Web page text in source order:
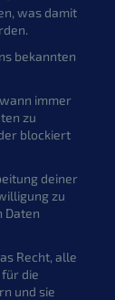
was damit
bekannten
immer
zu
blockiert
deiner
zu
Daten
Recht, alle
die
und sie